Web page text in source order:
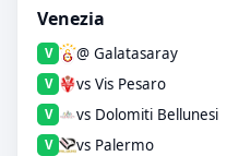
Venezia
V @ Galatasaray
V vs Vis Pesaro
V vs Dolomiti Bellunesi
V vs Palermo